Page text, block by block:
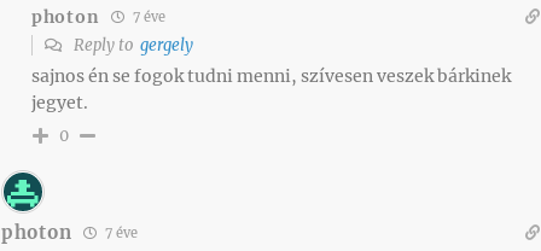
photon 7 éve
Reply to gergely
sajnos én se fogok tudni menni, szívesen veszek bárkinek
jegyet.
0
photon 7 éve